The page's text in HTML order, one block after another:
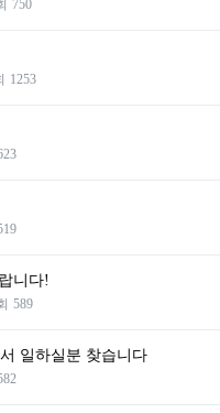
750
1253
니다!
589
일하실분 찾습니다